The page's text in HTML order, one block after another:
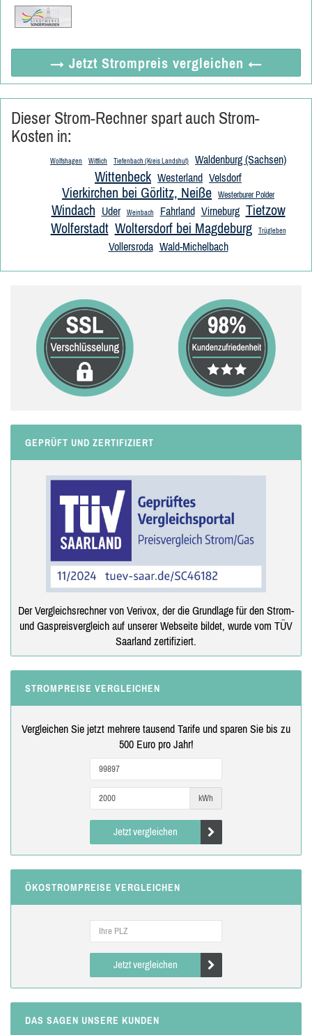
→ Jetzt Strompreis vergleichen ←
Dieser Strom-Rechner spart auch Strom-
Kosten in:
Wolfshagen Wittlich Tiefenbach (Kreis Landshut) Waldenburg (Sachsen)
Wittenbeck Westerland Velsdorf
Vierkirchen bei Görlitz, Neiße Westerburer Polder
Windach Uder Weinbach Fahrland Virneburg Tietzow
Wolferstadt Woltersdorf bei Magdeburg Trügleben
Vollersroda Wald-Michelbach
GEPRÜFT UND ZERTIFIZIERT
Der Vergleichsrechner von Verivox, der die Grundlage für den Strom-
und Gaspreisvergleich auf unserer Webseite bildet, wurde vom TÜV
Saarland zertifiziert.
STROMPREISE VERGLEICHEN
Vergleichen Sie jetzt mehrere tausend Tarife und sparen Sie bis zu
500 Euro pro Jahr!
kWh
Jetzt vergleichen
ÖKOSTROMPREISE VERGLEICHEN
Jetzt vergleichen
DAS SAGEN UNSERE KUNDEN